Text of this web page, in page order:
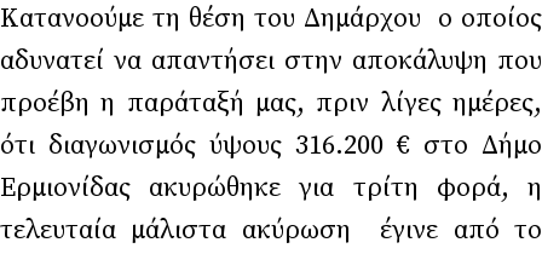
Κατανοούμε τη θέση του Δημάρχου ο οποίος
αδυνατεί να απαντήσει στην αποκάλυψη που
προέβη η παράταξή μας, πριν λίγες ημέρες,
ότι διαγωνισμός ύψους 316.200 € στο Δήμο
Ερμιονίδας ακυρώθηκε για τρίτη φορά, η
τελευταία μάλιστα ακύρωση έγινε από το